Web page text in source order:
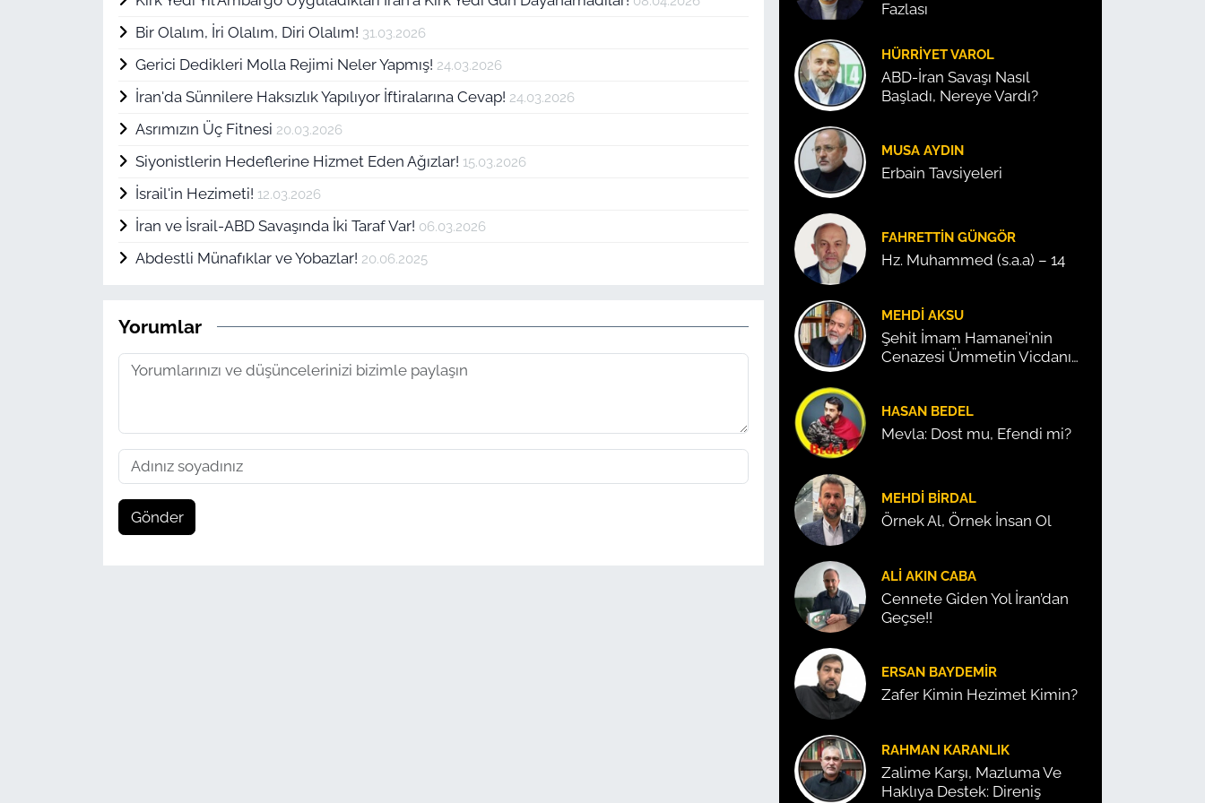
Bir Olalım, İri Olalım, Diri Olalım! 31.03.2026
Gerici Dedikleri Molla Rejimi Neler Yapmış! 24.03.2026
İran'da Sünnilere Haksızlık Yapılıyor İftiralarına Cevap! 24.03.2026
Asrımızın Üç Fitnesi 20.03.2026
Siyonistlerin Hedeflerine Hizmet Eden Ağızlar! 15.03.2026
İsrail'in Hezimeti! 12.03.2026
İran ve İsrail-ABD Savaşında İki Taraf Var! 06.03.2026
Abdestli Münafıklar ve Yobazlar! 20.06.2025
Yorumlar
Gönder
Fazlası
HÜRRIYET VAROL
ABD-İran Savaşı Nasıl
Başladı, Nereye Vardı?
MUSA AYDIN
Erbain Tavsiyeleri
FAHRETTIN GÜNGÖR
Hz. Muhammed (s.a.a) – 14
MEHDI AKSU
Şehit İmam Hamanei'nin
Cenazesi Ümmetin Vicdanını
HASAN BEDEL
Mevla: Dost mu, Efendi mi?
MEHDI BIRDAL
Örnek Al, Örnek İnsan Ol
ALI AKIN CABA
Cennete Giden Yol İran’dan
Geçse!!
ERSAN BAYDEMIR
Zafer Kimin Hezimet Kimin?
RAHMAN KARANLIK
Zalime Karşı, Mazluma Ve
Haklıya Destek: Direniş